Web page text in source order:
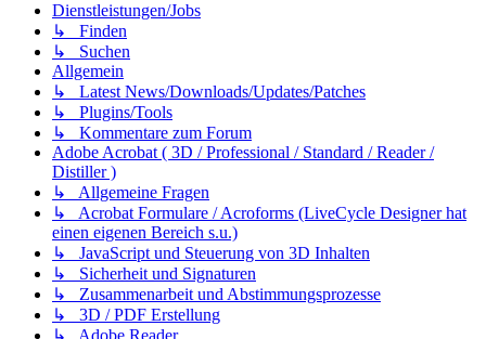
Dienstleistungen/Jobs
↳ Finden
↳ Suchen
Allgemein
↳ Latest News/Downloads/Updates/Patches
↳ Plugins/Tools
↳ Kommentare zum Forum
Adobe Acrobat ( 3D / Professional / Standard / Reader /
Distiller )
↳ Allgemeine Fragen
↳ Acrobat Formulare / Acroforms (LiveCycle Designer hat
einen eigenen Bereich s.u.)
↳ JavaScript und Steuerung von 3D Inhalten
↳ Sicherheit und Signaturen
↳ Zusammenarbeit und Abstimmungsprozesse
↳ 3D / PDF Erstellung